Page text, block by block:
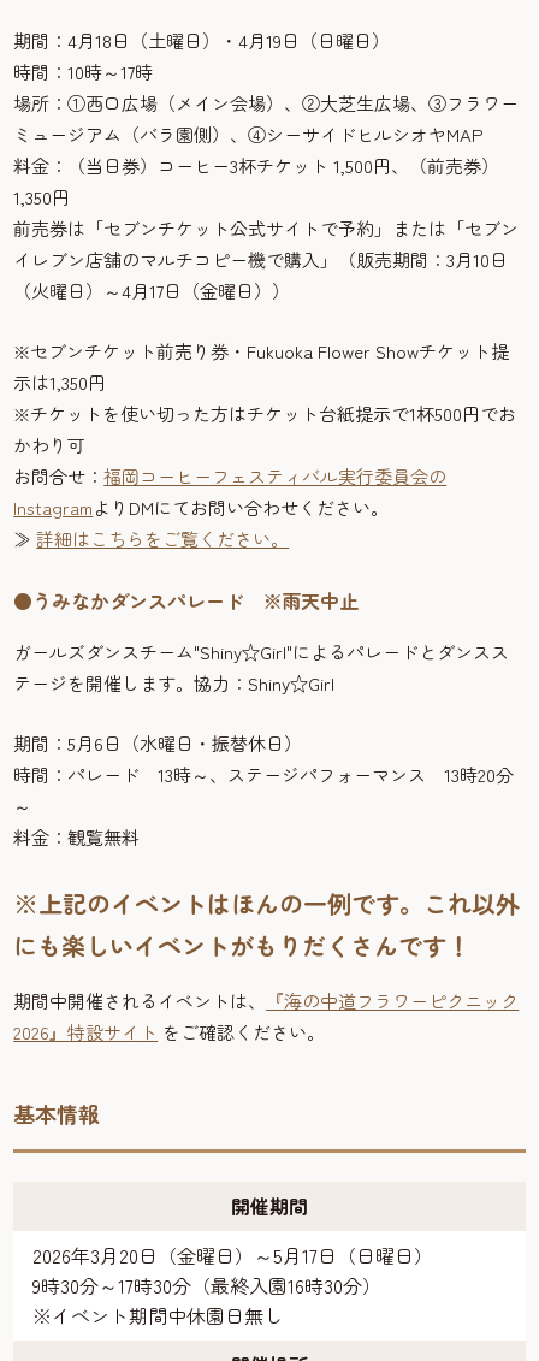
期間：4月18日（土曜日）・4月19日（日曜日）
時間：10時～17時
場所：①西口広場（メイン会場）、②大芝生広場、③フラワー
ミュージアム（バラ園側）、④シーサイドヒルシオヤMAP
料金：（当日券）コーヒー3杯チケット 1,500円、（前売券）
1,350円
前売券は「セブンチケット公式サイトで予約」または「セブン
イレブン店舗のマルチコピー機で購入」（販売期間：3月10日
（火曜日）～4月17日（金曜日））
※セブンチケット前売り券・Fukuoka Flower Showチケット提
示は1,350円
※チケットを使い切った方はチケット台紙提示で1杯500円でお
かわり可
お問合せ：福岡コーヒーフェスティバル実行委員会の
InstagramよりDMにてお問い合わせください。
≫詳細はこちらをご覧ください。
●うみなかダンスパレード ※雨天中止
ガールズダンスチーム"Shiny☆Girl"によるパレードとダンスス
テージを開催します。協力：Shiny☆Girl
期間：5月6日（水曜日・振替休日）
時間：パレード 13時～、ステージパフォーマンス 13時20分
～
料金：観覧無料
※上記のイベントはほんの一例です。これ以外
にも楽しいイベントがもりだくさんです！
期間中開催されるイベントは、
『海の中道フラワーピクニック
2026』特設サイト をご確認ください。
基本情報
開催期間
2026年3月20日（金曜日）～5月17日（日曜日）
9時30分～17時30分（最終入園16時30分）
※イベント期間中休園日無し